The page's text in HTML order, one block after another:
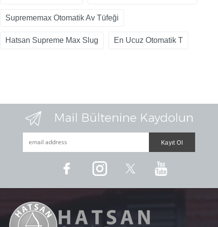
Suprememax Otomatik Av Tüfeği
Hatsan Supreme Max Slug En Ucuz Otomatik T